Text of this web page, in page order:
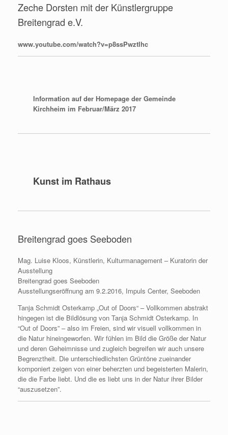
Zeche Dorsten mit der Künstlergruppe
Breitengrad e.V.
www.youtube.com/watch?v=p8ssPwztIhc
Information auf der Homepage der Gemeinde
Kirchheim im Februar/März 2017
Kunst im Rathaus
Breitengrad goes Seeboden
Mag. Luise Kloos, Künstlerin, Kulturmanagement – Kuratorin der
Ausstellung
Breitengrad goes Seeboden
Ausstellungseröffnung am 9.2.2016, Impuls Center, Seeboden
Tanja Schmidt Osterkamp „Out of Doors“ – Vollkommen abstrakt
hingegen ist die Bildlösung von Tanja Schmidt Osterkamp. In
“Out of Doors” – also im Freien, sind wir visuell vollkommen in
die Natur hineingeworfen. Wir fühlen im Bild die Größe der Natur
und deren Geheimnisse und zugleich begreifen wir auch unsere
Begrenztheit. Die unterschiedlichsten Grüntöne zueinander
komponiert zeigen von einer beherzten und begeisterten Malerin,
die die Farbe liebt. Und die es liebt uns in der Natur ihrer Bilder
“auszusetzen”.